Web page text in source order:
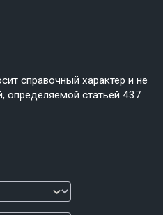
справочный характер и не
определяемой статьей 437